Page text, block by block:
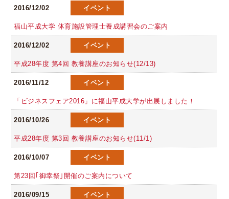
2016/12/02 イベント
福山平成大学 体育施設管理士養成講習会のご案内
2016/12/02 イベント
平成28年度 第4回 教養講座のお知らせ(12/13)
2016/11/12 イベント
「ビジネスフェア2016」に福山平成大学が出展しました！
2016/10/26 イベント
平成28年度 第3回 教養講座のお知らせ(11/1)
2016/10/07 イベント
第23回｢御幸祭｣開催のご案内について
2016/09/15 イベント